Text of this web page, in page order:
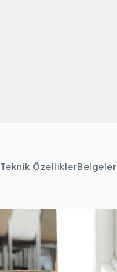
Teknik ÖzelliklerBelgeler